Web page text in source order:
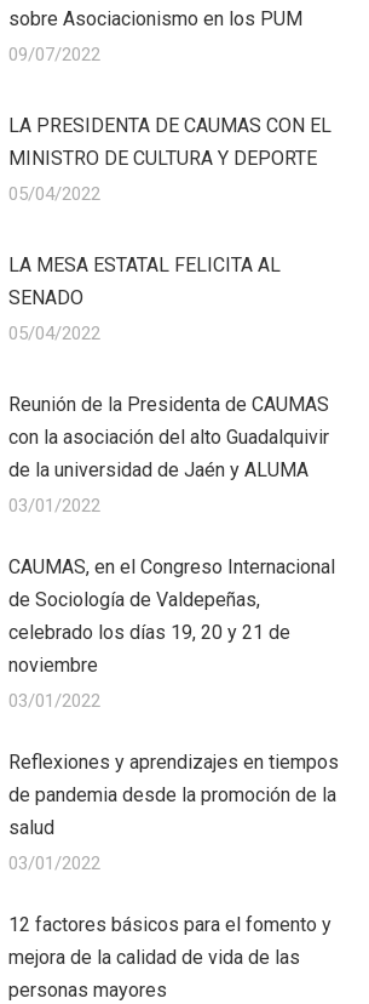
sobre Asociacionismo en los PUM
09/07/2022
LA PRESIDENTA DE CAUMAS CON EL
MINISTRO DE CULTURA Y DEPORTE
05/04/2022
LA MESA ESTATAL FELICITA AL
SENADO
05/04/2022
Reunión de la Presidenta de CAUMAS
con la asociación del alto Guadalquivir
de la universidad de Jaén y ALUMA
03/01/2022
CAUMAS, en el Congreso Internacional
de Sociología de Valdepeñas,
celebrado los días 19, 20 y 21 de
noviembre
03/01/2022
Reflexiones y aprendizajes en tiempos
de pandemia desde la promoción de la
salud
03/01/2022
12 factores básicos para el fomento y
mejora de la calidad de vida de las
personas mayores